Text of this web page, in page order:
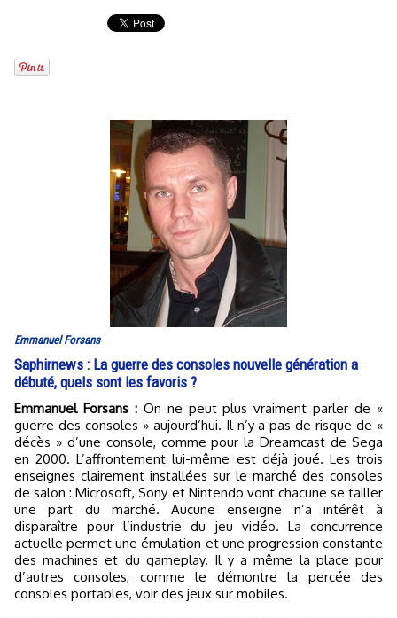
Emmanuel Forsans
Saphirnews : La guerre des consoles nouvelle génération a
débuté, quels sont les favoris ?
Emmanuel Forsans :On ne peut plus vraiment parler de «
guerre des consoles » aujourd’hui. Il n’y a pas de risque de «
décès » d’une console, comme pour la Dreamcast de Sega
en 2000. L’affrontement lui-même est déjà joué. Les trois
enseignes clairement installées sur le marché des consoles
de salon : Microsoft, Sony et Nintendo vont chacune se tailler
une part du marché. Aucune enseigne n’a intérêt à
disparaître pour l’industrie du jeu vidéo. La concurrence
actuelle permet une émulation et une progression constante
des machines et du gameplay. Il y a même la place pour
d’autres consoles, comme le démontre la percée des
consoles portables, voir des jeux sur mobiles.